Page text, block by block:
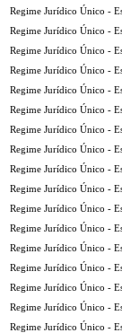
Regime Jurídico Único -
Regime Jurídico Único -
Regime Jurídico Único -
Regime Jurídico Único -
Regime Jurídico Único -
Regime Jurídico Único -
Regime Jurídico Único -
Regime Jurídico Único -
Regime Jurídico Único -
Regime Jurídico Único -
Regime Jurídico Único -
Regime Jurídico Único -
Regime Jurídico Único -
Regime Jurídico Único -
Regime Jurídico Único -
Regime Jurídico Único -
Regime Jurídico Único -